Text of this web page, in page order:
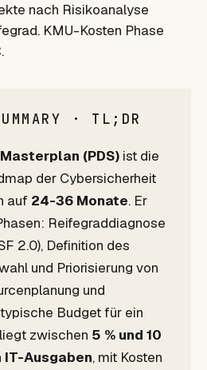
nach Risikoanalyse
KMU-Kosten Phase
· TL;DR
(PDS) ist die
der Cybersicherheit
auf 24-36 Monate. Er
Reifegraddiagnose
2.0), Definition des
und Priorisierung von
und
Budget für ein
zwischen 5 % und 10
IT-Ausgaben, mit Kosten